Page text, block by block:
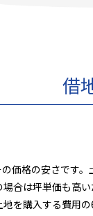
借
価格の安さです
合は坪単価も高
を購入する費用